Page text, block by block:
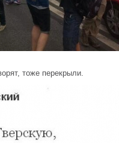
тоже перекрыли.